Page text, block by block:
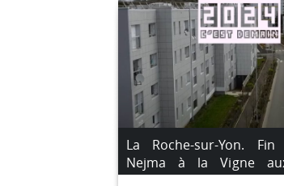
La Roche-sur-Yon.
Nejma à la Vigne
projection du film «